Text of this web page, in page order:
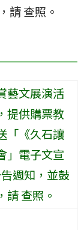
請 查照。
藝文展演活
提供購票教
「《久石讓
」電子文宣
週知，並鼓
請 查照。